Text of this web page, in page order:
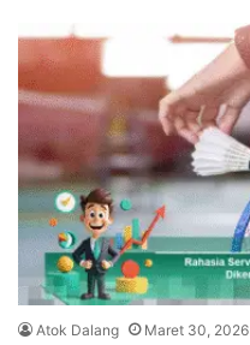
Atok Dalang Maret 30, 2026